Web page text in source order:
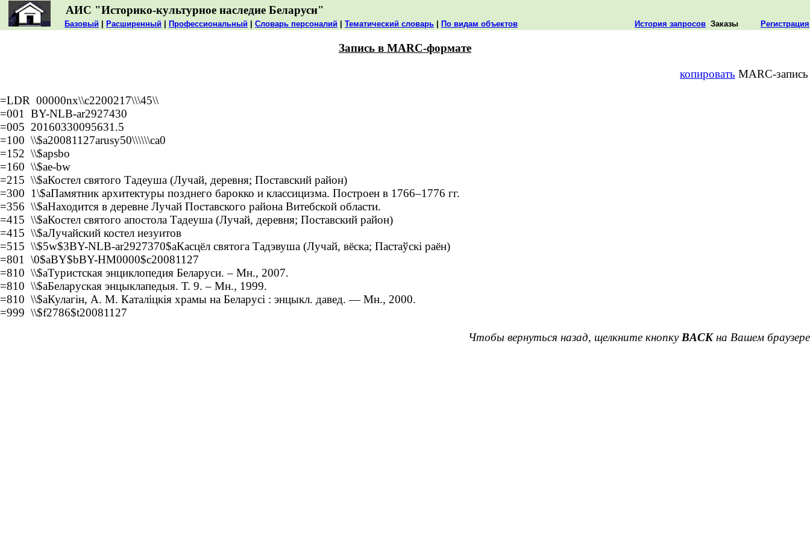
АИС "Историко-культурное наследие Беларуси"
Базовый Расширенный Профессиональный Словарь персоналий Тематический словарь По видам объектов История запросов Заказы Регистрация
Запись в MARC-формате
копировать MARC-запись
=LDR 00000nx\\c2200217\\\45\\
=001 BY-NLB-ar2927430
=005 20160330095631.5
=100 \\$a20081127arusy50\\\\\\ca0
=152 \\$apsbo
=160 \\$ae-bw
=215 \\$aКостел святого Тадеуша (Лучай, деревня; Поставский район)
=300 1\$aПамятник архитектуры позднего барокко и классицизма. Построен в 1766–1776 гг.
=356 \\$aНаходится в деревне Лучай Поставского района Витебской области.
=415 \\$aКостел святого апостола Тадеуша (Лучай, деревня; Поставский район)
=415 \\$aЛучайский костел иезуитов
=515 \\$5w$3BY-NLB-ar2927370$aКасцёл святога Тадэвуша (Лучай, вёска; Пастаўскі раён)
=801 \0$aBY$bBY-HM0000$c20081127
=810 \\$aТуристская энциклопедия Беларуси. – Мн., 2007.
=810 \\$aБеларуская энцыклапедыя. Т. 9. – Мн., 1999.
=810 \\$aКулагін, А. М. Каталіцкія храмы на Беларусі : энцыкл. давед. — Мн., 2000.
=999 \\$f2786$t20081127
Чтобы вернуться назад, щелкните кнопку BACKна Вашем браузере